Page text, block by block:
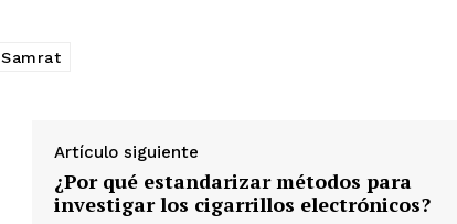
Samrat
Artículo siguiente
¿Por qué estandarizar métodos para
investigar los cigarrillos electrónicos?